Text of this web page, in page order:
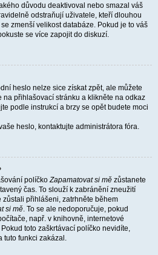
důvodu deaktivoval nebo smazal váš
odstraňují uživatele, kteří dlouhou
zmenší velikost databáze. Pokud je to váš
se více zapojit do diskuzí.
heslo nelze sice získat zpět, ale můžete
na přihlašovací stránku a klikněte na odkaz
podle instrukcí a brzy se opět budete moci
heslo, kontaktujte administrátora fóra.
políčkoZapamatovat si mě zůstanete
čas. To slouží k zabránění zneužití
zůstali přihlášeni, zatrhněte během
si mě. To se ale nedoporučuje, pokud
např. v knihovně, internetové
toto zaškrtávací políčko nevidíte,
tuto funkci zakázal.